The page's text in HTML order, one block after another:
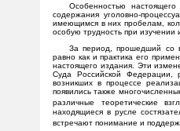
Особенностью
содержания уголовно-
имеющимся в них пробелам,
особую трудность при изучении
За период, прошедший со
равно как и практика его
настоящего издания. Эти
Суда Российской Федерации,
возникших в процессе
появились также
различные теоретические
находящиеся в русле
встречают понимание и